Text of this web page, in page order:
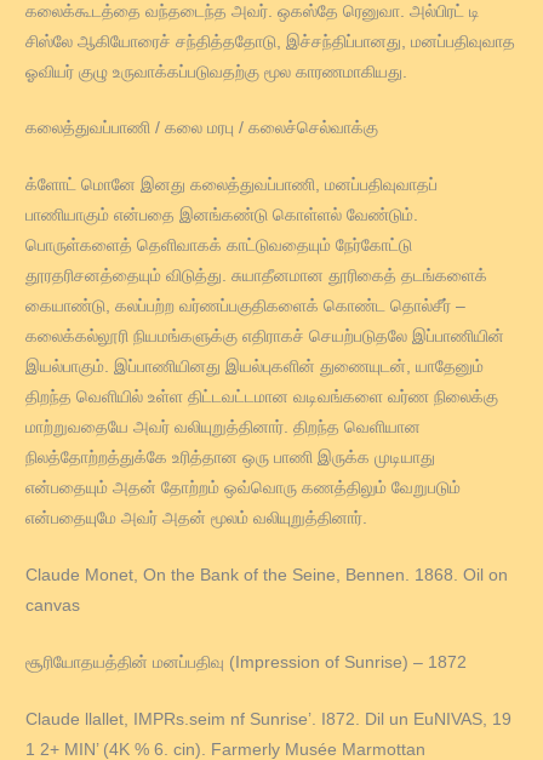
கலைக்கூடத்தை வந்தடைந்த அவர். ஒகஸ்தே ரெனுவா. அல்பிரட் டி
சிஸ்லே ஆகியோரைச் சந்தித்ததோடு, இச்சந்திப்பானது, மனப்பதிவுவாத
ஓவியர் குழு உருவாக்கப்படுவதற்கு மூல காரணமாகியது.
கலைத்துவப்பாணி / கலை மரபு / கலைச்செல்வாக்கு
க்ளோட் மொனே இனது கலைத்துவப்பாணி, மனப்பதிவுவாதப்
பாணியாகும் என்பதை இனங்கண்டு கொள்ளல் வேண்டும்.
பொருள்களைத் தெளிவாகக் காட்டுவதையும் நேர்கோட்டு
தூரதரிசனத்தையும் விடுத்து. சுயாதீனமான தூரிகைத் தடங்களைக்
கையாண்டு, கலப்பற்ற வர்ணப்பகுதிகளைக் கொண்ட தொல்சீர் –
கலைக்கல்லூரி நியமங்களுக்கு எதிராகச் செயற்படுதலே இப்பாணியின்
இயல்பாகும். இப்பாணியினது இயல்புகளின் துணையுடன், யாதேனும்
திறந்த வெளியில் உள்ள திட்டவட்டமான வடிவங்களை வர்ண நிலைக்கு
மாற்றுவதையே அவர் வலியுறுத்தினார். திறந்த வெளியான
நிலத்தோற்றத்துக்கே உரித்தான ஒரு பாணி இருக்க முடியாது
என்பதையும் அதன் தோற்றம் ஒவ்வொரு கணத்திலும் வேறுபடும்
என்பதையுமே அவர் அதன் மூலம் வலியுறுத்தினார்.
Claude Monet, On the Bank of the Seine, Bennen. 1868. Oil on
canvas
சூரியோதயத்தின் மனப்பதிவு (Impression of Sunrise) – 1872
Claude llallet, IMPRs.seim nf Sunrise’. I872. Dil un EuNIVAS, 19
1 2+ MIN’ (4K % 6. cin). Farmerly Musée Marmottan